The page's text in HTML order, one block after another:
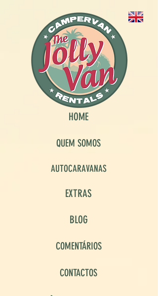
HOME
QUEM SOMOS
AUTOCARAVANAS
EXTRAS
BLOG
COMENTÁRIOS
CONTACTOS